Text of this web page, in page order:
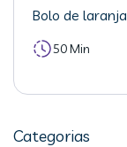
Bolo de laranja
50 Min
Categorias